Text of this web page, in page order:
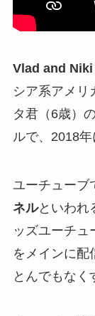
Vlad and Niki
シア系アメリ
タ君（6歳）
ルで、2018年
ユーチューブ
ネルといわれ
ッズユーチュ
をメインに配
とんでもなく